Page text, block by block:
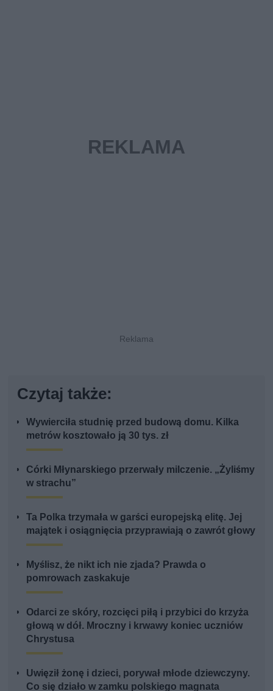
Czytaj także:
Wywierciła studnię przed budową domu. Kilka
metrów kosztowało ją 30 tys. zł
Córki Młynarskiego przerwały milczenie. „Żyliśmy
w strachu”
Ta Polka trzymała w garści europejską elitę. Jej
majątek i osiągnięcia przyprawiają o zawrót głowy
Myślisz, że nikt ich nie zjada? Prawda o
pomrowach zaskakuje
Odarci ze skóry, rozcięci piłą i przybici do krzyża
głową w dół. Mroczny i krwawy koniec uczniów
Chrystusa
Uwięził żonę i dzieci, porywał młode dziewczyny.
Co się działo w zamku polskiego magnata